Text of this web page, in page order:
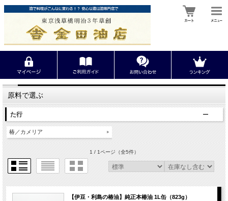
原料で選ぶ
た行
椿／カメリア
1 / 1ページ（全5件）
【伊豆・利島の椿油】純正本椿油 1L缶（823g）